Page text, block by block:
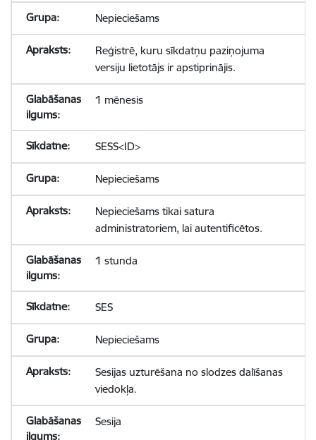
Nepieciešams
Reģistrē, kuru sīkdatņu paziņojuma
versiju lietotājs ir apstiprinājis.
1 mēnesis
SESS<ID>
Nepieciešams
Nepieciešams tikai satura
administratoriem, lai autentificētos.
1 stunda
SES
Nepieciešams
Sesijas uzturēšana no slodzes dalīšanas
viedokļa.
Sesija